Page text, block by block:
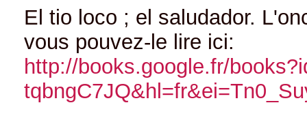
El tio loco ; el saludador.
vous pouvez-le lire ici:
http://books.google.fr/